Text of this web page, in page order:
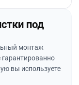
под
монтаж
вы используете